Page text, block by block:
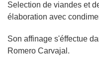
Selection de viandes et
élaboration avec
Son affinage s'éffectue
Romero Carvajal.